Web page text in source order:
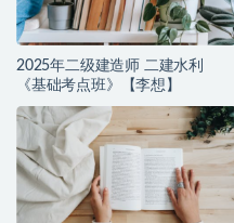
2025年二级建造师 二建水利
《基础考点班》【李想】